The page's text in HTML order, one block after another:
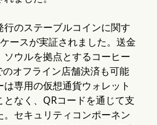
行のステーブルコインに関す
ースが実証されました。送金
ウルを拠点とするコーヒー
オフライン店舗決済も可能
専用の仮想通貨ウォレット
なく、QRコードを通じて支
セキュリティコンポーネン